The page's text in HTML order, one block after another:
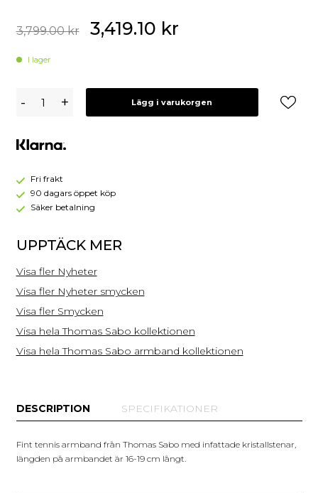
3,799.00kr 3,419.10 kr
I lager
Sabo
Guld
A2021-
14
- + Lägg i varukorgen
Fri frakt
90 dagars öppet köp
Säker betalning
UPPTÄCK MER
Visa fler Nyheter
Visa fler Nyheter smycken
Visa fler Smycken
Visa hela Thomas Sabo kollektionen
Visa hela Thomas Sabo armband kollektionen
DESCRIPTION SPECIFIKATIONER
Fint tennis armband från Thomas Sabo med infattade kristallstenar,
längden på armbandet är 16-19 cm långt.